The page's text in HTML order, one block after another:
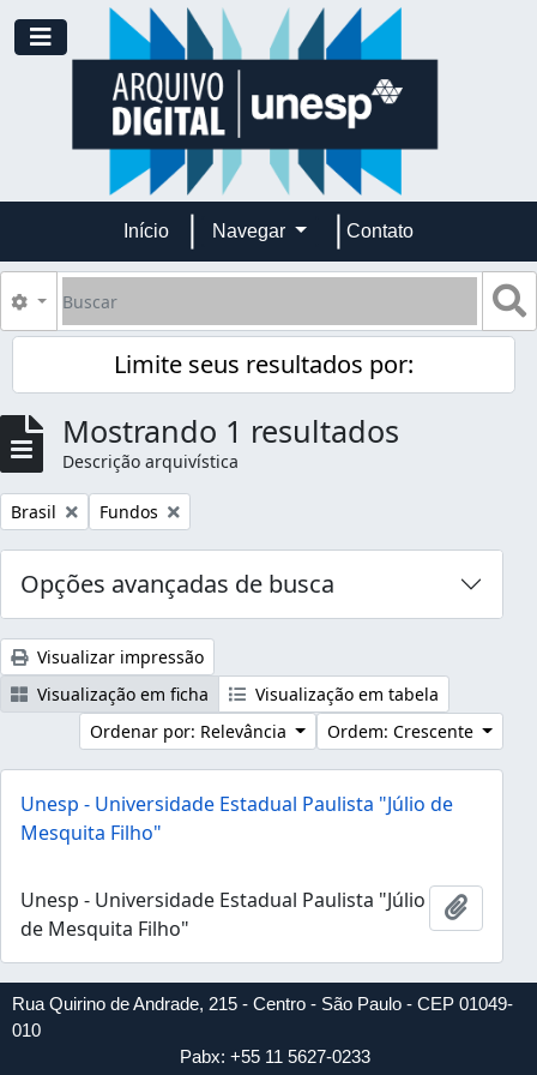
Skip to main content
Toggle navigation
Início Navegar Contato
Buscar
Opções de busca
Limite seus resultados por:
Mostrando 1 resultados
Descrição arquivística
Remover filtro:
Brasil Remover filtro:
Fundos
Opções avançadas de busca
Visualizar impressão
Visualização em ficha
Visualização em tabela
Ordenar por: Relevância
Ordem: Crescente
Unesp - Universidade Estadual Paulista "Júlio de
Mesquita Filho"
Unesp - Universidade Estadual Paulista "Júlio
de Mesquita Filho"
Rua Quirino de Andrade, 215 - Centro - São Paulo - CEP 01049-
010
Pabx: +55 11 5627-0233